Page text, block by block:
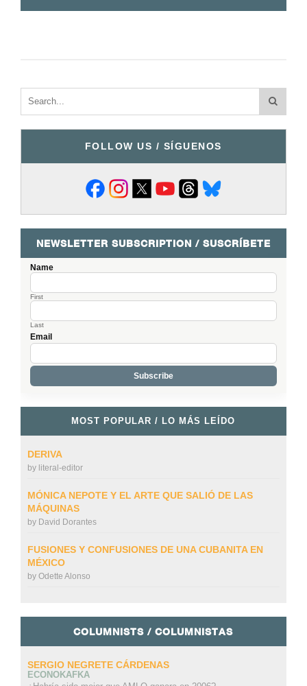
FOLLOW US / SÍGUENOS
NEWSLETTER SUBSCRIPTION / SUSCRÍBETE
Name
First
Last
Email
MOST POPULAR / LO MÁS LEÍDO
DERIVA
by literal-editor
MÓNICA NEPOTE Y EL ARTE QUE SALIÓ DE LAS
MÁQUINAS
by David Dorantes
FUSIONES Y CONFUSIONES DE UNA CUBANITA EN
MÉXICO
by Odette Alonso
COLUMNISTS / COLUMNISTAS
SERGIO NEGRETE CÁRDENAS
ECONOKAFKA